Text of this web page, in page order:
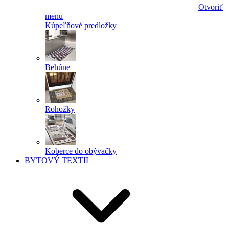
Otvoriť
menu
Kúpeľňové predložky
Behúne
Rohožky
Koberce do obývačky
BYTOVÝ TEXTIL